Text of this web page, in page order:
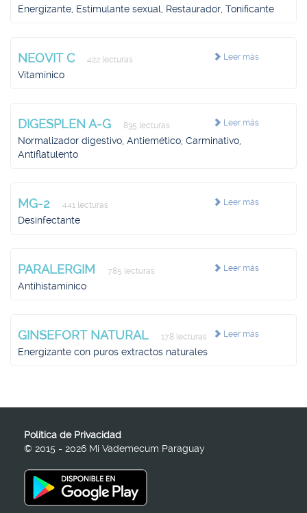
Energizante, Estimulante sexual, Restaurador, Tonificante
Leer más
NEOVIT C 422 lecturas
Vitamínico
Leer más
DIGESPLEN A-G 835 lecturas
Normalizador digestivo, Antiemético, Carminativo,
Antiflatulento
Leer más
MG-2 441 lecturas
Desinfectante
Leer más
PARALERGIM 785 lecturas
Antihistamínico
Leer más
GINSEFORT NATURAL 178 lecturas
Energizante con puros extractos naturales
Política de Privacidad
© 2015 - 2026 Mi Vademecum Paraguay